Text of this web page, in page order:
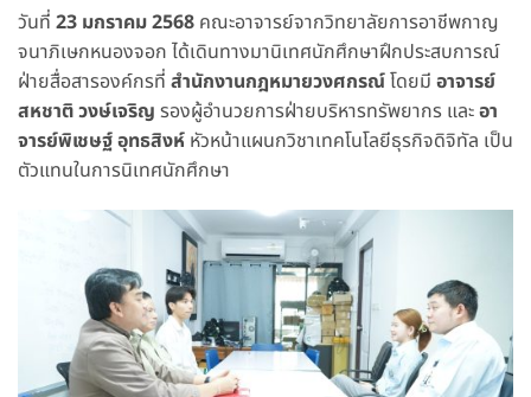
วันที่ 23 มกราคม 2568 คณะอาจารย์จากวิทยาลัยการอาชีพกาญ
จนาภิเษกหนองจอก ได้เดินทางมานิเทศนักศึกษาฝึกประสบการณ์
ฝ่ายสื่อสารองค์กรที่ สำนักงานกฎหมายวงศกรณ์โดยมี อาจารย์
สหชาติ วงษ์เจริญ รองผู้อำนวยการฝ่ายบริหารทรัพยากร และอา
จารย์พิเชษฐ์ อุทธสิงห์ หัวหน้าแผนกวิชาเทคโนโลยีธุรกิจดิจิทัล เป็น
ตัวแทนในการนิเทศนักศึกษา